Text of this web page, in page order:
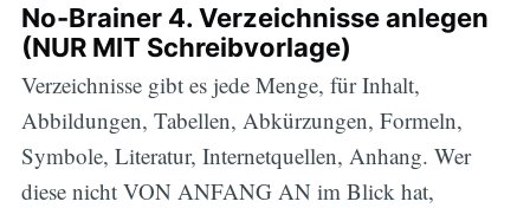
No-Brainer 4. Verzeichnisse anlegen
(NUR MIT Schreibvorlage)
Verzeichnisse gibt es jede Menge, für Inhalt,
Abbildungen, Tabellen, Abkürzungen, Formeln,
Symbole, Literatur, Internetquellen, Anhang. Wer
diese nicht VON ANFANG AN im Blick hat,